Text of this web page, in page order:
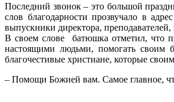
Последний звонок – это большой
слов благодарности прозвучало в
выпускники директора,
В своем слове батюшка отметил, что
настоящими людьми, помогать своим
благочестивые христиане, которые
– Помощи Божией вам. Самое главное,